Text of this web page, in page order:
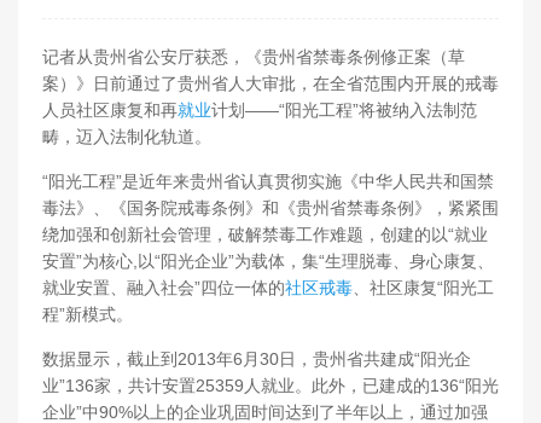
记者从贵州省公安厅获悉，《贵州省禁毒条例修正案（草
案）》日前通过了贵州省人大审批，在全省范围内开展的戒毒
人员社区康复和再就业计划——“阳光工程”将被纳入法制范
畴，迈入法制化轨道。
“阳光工程”是近年来贵州省认真贯彻实施《中华人民共和国禁
毒法》、《国务院戒毒条例》和《贵州省禁毒条例》，紧紧围
绕加强和创新社会管理，破解禁毒工作难题，创建的以“就业
安置”为核心,以“阳光企业”为载体，集“生理脱毒、身心康复、
就业安置、融入社会”四位一体的社区戒毒 、社区康复“阳光工
程”新模式。
数据显示，截止到2013年6月30日，贵州省共建成“阳光企
业”136家，共计安置25359人就业。此外，已建成的136“阳光
企业”中90%以上的企业巩固时间达到了半年以上，通过加强